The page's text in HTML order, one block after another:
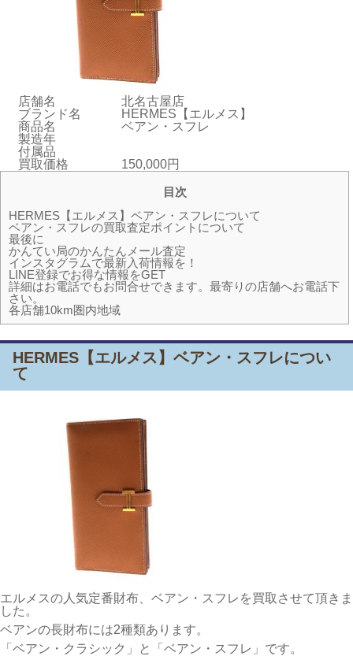
店舗名
北名古屋店
ブランド名
HERMES【エルメス】
商品名
ベアン・スフレ
製造年
付属品
買取価格
150,000円
目次
HERMES【エルメス】ベアン・スフレについて
ベアン・スフレの買取査定ポイントについて
最後に
かんてい局のかんたんメール査定
インスタグラムで最新入荷情報を！
LINE登録でお得な情報をGET
詳細はお電話でもお問合せできます。最寄りの店舗へお電話下
さい。
各店舗10km圏内地域
HERMES【エルメス】ベアン・スフレについ
て
エルメスの人気定番財布、ベアン・スフレを買取させて頂きま
した。
ベアンの長財布には2種類あります。
「ベアン・クラシック」と「ベアン・スフレ」です。